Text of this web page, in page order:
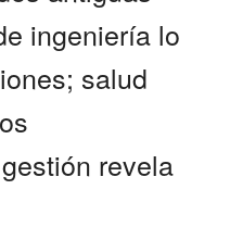
ingeniería lo
salud
revela